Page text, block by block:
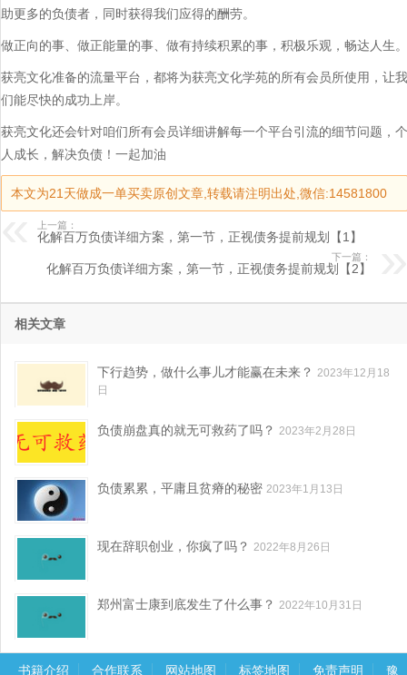
助更多的负债者，同时获得我们应得的酬劳。
做正向的事、做正能量的事、做有持续积累的事，积极乐观，畅达人生。
获亮文化准备的流量平台，都将为获亮文化学苑的所有会员所使用，让我
们能尽快的成功上岸。
获亮文化还会针对咱们所有会员详细讲解每一个平台引流的细节问题，个
人成长，解决负债！一起加油
本文为21天做成一单买卖原创文章,转载请注明出处,微信:14581800
上一篇：
化解百万负债详细方案，第一节，正视债务提前规划【1】
下一篇：
化解百万负债详细方案，第一节，正视债务提前规划【2】
相关文章
下行趋势，做什么事儿才能赢在未来？ 2023年12月18
日
负债崩盘真的就无可救药了吗？ 2023年2月28日
负债累累，平庸且贫瘠的秘密 2023年1月13日
现在辞职创业，你疯了吗？ 2022年8月26日
郑州富士康到底发生了什么事？ 2022年10月31日
书籍介绍 合作联系 网站地图 标签地图 免责声明 豫